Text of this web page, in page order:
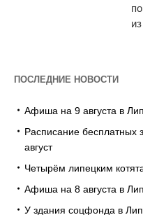
ПОСЛЕДНИЕ НОВОСТИ
Афиша на 9 августа в
Расписание бесплатных
август
Четырём липецким
Афиша на 8 августа в
У здания соцфонда в